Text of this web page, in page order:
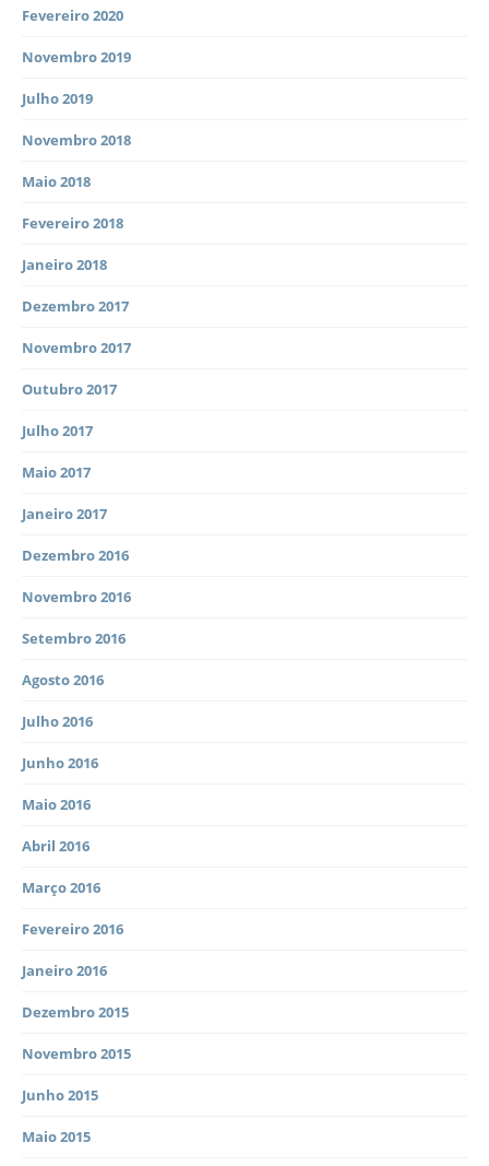
Fevereiro 2020
Novembro 2019
Julho 2019
Novembro 2018
Maio 2018
Fevereiro 2018
Janeiro 2018
Dezembro 2017
Novembro 2017
Outubro 2017
Julho 2017
Maio 2017
Janeiro 2017
Dezembro 2016
Novembro 2016
Setembro 2016
Agosto 2016
Julho 2016
Junho 2016
Maio 2016
Abril 2016
Março 2016
Fevereiro 2016
Janeiro 2016
Dezembro 2015
Novembro 2015
Junho 2015
Maio 2015